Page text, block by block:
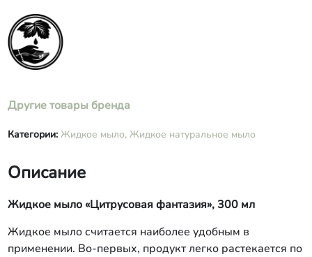
Другие товары бренда
Категории: Жидкое мыло, Жидкое натуральное мыло
Описание
Жидкое мыло «Цитрусовая фантазия», 300 мл
Жидкое мыло считается наиболее удобным в
применении. Во-первых, продукт легко растекается по